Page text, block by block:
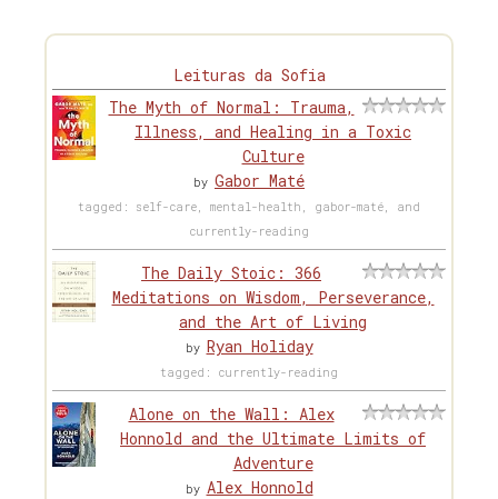
Leituras da Sofia
The Myth of Normal: Trauma,
Illness, and Healing in a Toxic
Culture
by Gabor Maté
tagged: self-care, mental-health, gabor-maté, and
currently-reading
The Daily Stoic: 366
Meditations on Wisdom, Perseverance,
and the Art of Living
by Ryan Holiday
tagged: currently-reading
Alone on the Wall: Alex
Honnold and the Ultimate Limits of
Adventure
by Alex Honnold